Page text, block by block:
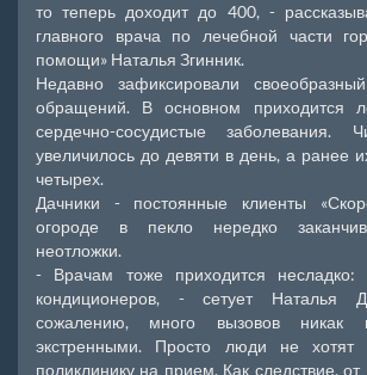
то теперь доходит до 400, -
главного врача по лечебной части
помощи» Наталья Згинник.
Недавно зафиксировали
обращений. В основном приходится
сердечно-сосудистые заболевания.
увеличилось до девяти в день, а ранее
четырех.
Дачники - постоянные клиенты
огороде в пекло нередко
неотложки.
- Врачам тоже приходится
кондиционеров, - сетует Наталья
сожалению, много вызовов никак
экстренными. Просто люди не
поликлинику на прием. Как следствие, от